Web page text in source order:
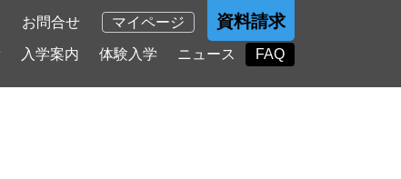
お問合せ マイページ 資料請求
入学案内 体験入学 ニュース FAQ